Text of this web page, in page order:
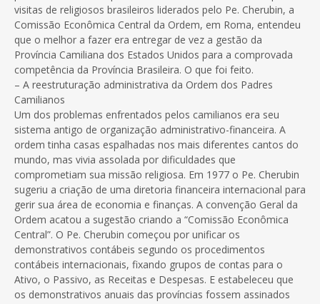
visitas de religiosos brasileiros liderados pelo Pe. Cherubin, a
Comissão Econômica Central da Ordem, em Roma, entendeu
que o melhor a fazer era entregar de vez a gestão da
Província Camiliana dos Estados Unidos para a comprovada
competência da Província Brasileira. O que foi feito.
– A reestruturação administrativa da Ordem dos Padres
Camilianos
Um dos problemas enfrentados pelos camilianos era seu
sistema antigo de organização administrativo-financeira. A
ordem tinha casas espalhadas nos mais diferentes cantos do
mundo, mas vivia assolada por dificuldades que
comprometiam sua missão religiosa. Em 1977 o Pe. Cherubin
sugeriu a criação de uma diretoria financeira internacional para
gerir sua área de economia e finanças. A convenção Geral da
Ordem acatou a sugestão criando a “Comissão Econômica
Central”. O Pe. Cherubin começou por unificar os
demonstrativos contábeis segundo os procedimentos
contábeis internacionais, fixando grupos de contas para o
Ativo, o Passivo, as Receitas e Despesas. E estabeleceu que
os demonstrativos anuais das províncias fossem assinados